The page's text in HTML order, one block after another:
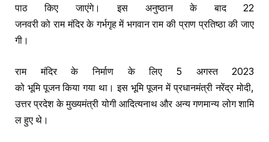
पाठ किए जाएंगे। इस अनुष्ठान के बाद 22
जनवरी को राम मंदिर के गर्भगृह में भगवान राम की प्राण प्रतिष्ठा की जाए
गी।
राम मंदिर के निर्माण के लिए 5 अगस्त 2023
को भूमि पूजन किया गया था। इस भूमि पूजन में प्रधानमंत्री नरेंद्र मोदी,
उत्तर प्रदेश के मुख्यमंत्री योगी आदित्यनाथ और अन्य गणमान्य लोग शामि
ल हुए थे।